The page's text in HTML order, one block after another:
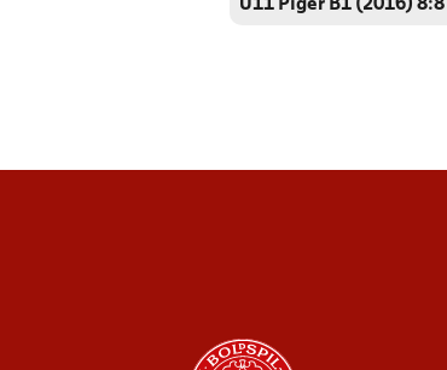
U11 Piger B1 (2016)